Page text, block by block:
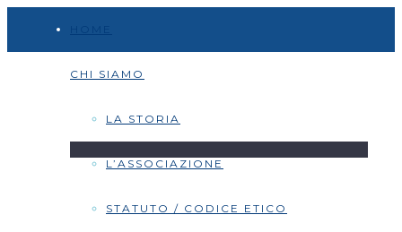
CHI SIAMO
LA STORIA
L’ASSOCIAZIONE
STATUTO / CODICE ETICO